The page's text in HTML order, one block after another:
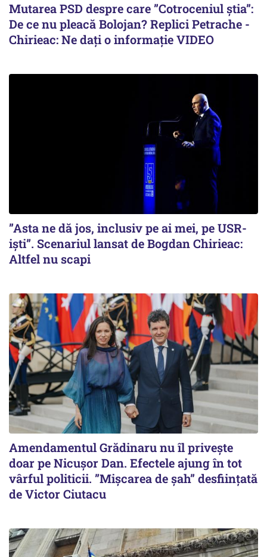
Mutarea PSD despre care ”Cotroceniul știa”:
De ce nu pleacă Bolojan? Replici Petrache -
Chirieac: Ne dați o informație VIDEO
”Asta ne dă jos, inclusiv pe ai mei, pe USR-
iști”. Scenariul lansat de Bogdan Chirieac:
Altfel nu scapi
Amendamentul Grădinaru nu îl privește
doar pe Nicușor Dan. Efectele ajung în tot
vârful politicii. ”Mișcarea de șah” desființată
de Victor Ciutacu